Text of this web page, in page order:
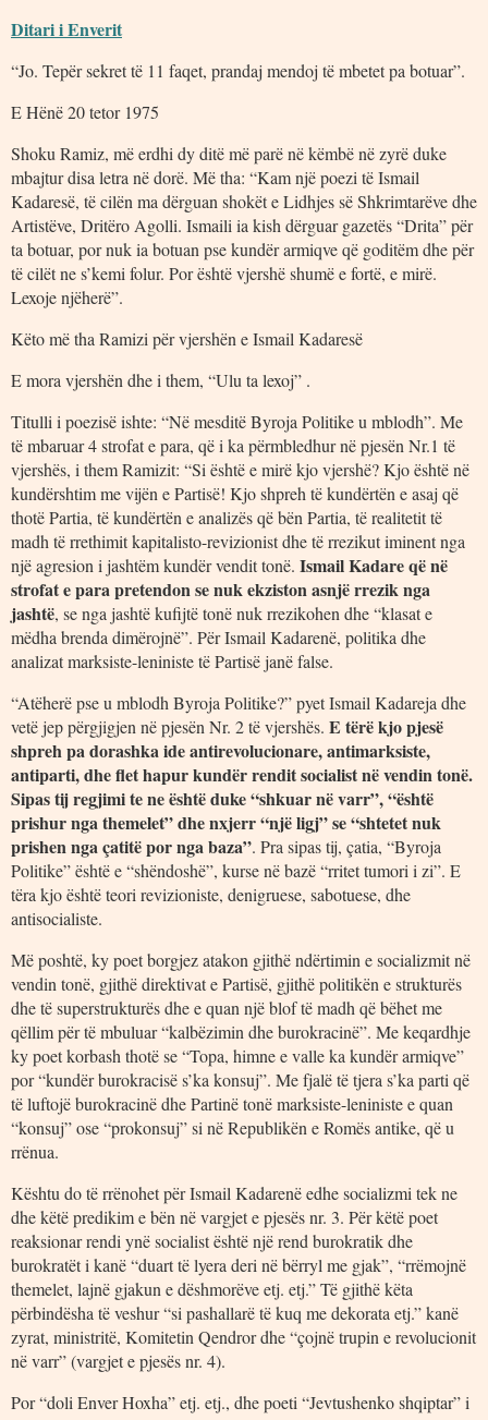
Ditari i Enverit
“Jo. Tepër sekret të 11 faqet, prandaj mendoj të mbetet pa botuar”.
E Hënë 20 tetor 1975
Shoku Ramiz, më erdhi dy ditë më parë në këmbë në zyrë duke
mbajtur disa letra në dorë. Më tha: “Kam një poezi të Ismail
Kadaresë, të cilën ma dërguan shokët e Lidhjes së Shkrimtarëve dhe
Artistëve, Dritëro Agolli. Ismaili ia kish dërguar gazetës “Drita” për
ta botuar, por nuk ia botuan pse kundër armiqve që goditëm dhe për
të cilët ne s’kemi folur. Por është vjershë shumë e fortë, e mirë.
Lexoje njëherë”.
Këto më tha Ramizi për vjershën e Ismail Kadaresë
E mora vjershën dhe i them, “Ulu ta lexoj” .
Titulli i poezisë ishte: “Në mesditë Byroja Politike u mblodh”. Me
të mbaruar 4 strofat e para, që i ka përmbledhur në pjesën Nr.1 të
vjershës, i them Ramizit: “Si është e mirë kjo vjershë? Kjo është në
kundërshtim me vijën e Partisë! Kjo shpreh të kundërtën e asaj që
thotë Partia, të kundërtën e analizës që bën Partia, të realitetit të
madh të rrethimit kapitalisto-revizionist dhe të rrezikut iminent nga
një agresion i jashtëm kundër vendit tonë. Ismail Kadare që në
strofat e para pretendon se nuk ekziston asnjë rrezik nga
jashtë, se nga jashtë kufijtë tonë nuk rrezikohen dhe “klasat e
mëdha brenda dimërojnë”. Për Ismail Kadarenë, politika dhe
analizat marksiste-leniniste të Partisë janë false.
“Atëherë pse u mblodh Byroja Politike?” pyet Ismail Kadareja dhe
vetë jep përgjigjen në pjesën Nr. 2 të vjershës. E tërë kjo pjesë
shpreh pa dorashka ide antirevolucionare, antimarksiste,
antiparti, dhe flet hapur kundër rendit socialist në vendin tonë.
Sipas tij regjimi te ne është duke “shkuar në varr”, “është
prishur nga themelet” dhe nxjerr “një ligj” se “shtetet nuk
prishen nga çatitë por nga baza”. Pra sipas tij, çatia, “Byroja
Politike” është e “shëndoshë”, kurse në bazë “rritet tumori i zi”. E
tëra kjo është teori revizioniste, denigruese, sabotuese, dhe
antisocialiste.
Më poshtë, ky poet borgjez atakon gjithë ndërtimin e socializmit në
vendin tonë, gjithë direktivat e Partisë, gjithë politikën e strukturës
dhe të superstrukturës dhe e quan një blof të madh që bëhet me
qëllim për të mbuluar “kalbëzimin dhe burokracinë”. Me keqardhje
ky poet korbash thotë se “Topa, himne e valle ka kundër armiqve”
por “kundër burokracisë s’ka konsuj”. Me fjalë të tjera s’ka parti që
të luftojë burokracinë dhe Partinë tonë marksiste-leniniste e quan
“konsuj” ose “prokonsuj” si në Republikën e Romës antike, që u
rrënua.
Kështu do të rrënohet për Ismail Kadarenë edhe socializmi tek ne
dhe këtë predikim e bën në vargjet e pjesës nr. 3. Për këtë poet
reaksionar rendi ynë socialist është një rend burokratik dhe
burokratët i kanë “duart të lyera deri në bërryl me gjak”, “rrëmojnë
themelet, lajnë gjakun e dëshmorëve etj. etj.” Të gjithë këta
përbindësha të veshur “si pashallarë të kuq me dekorata etj.” kanë
zyrat, ministritë, Komitetin Qendror dhe “çojnë trupin e revolucionit
në varr” (vargjet e pjesës nr. 4).
Por “doli Enver Hoxha” etj. etj., dhe poeti “Jevtushenko shqiptar” i